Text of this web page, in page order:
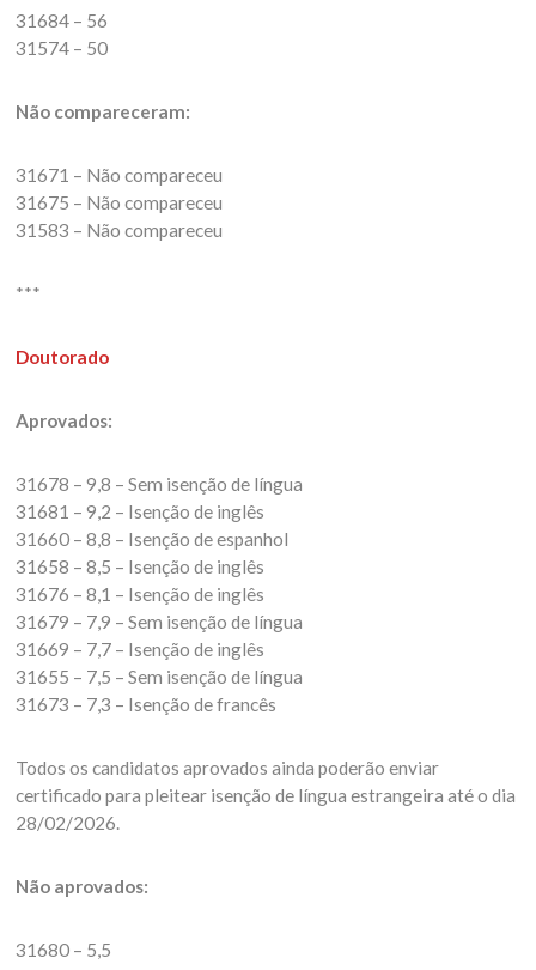
31684 – 56
31574 – 50
Não compareceram:
31671 – Não compareceu
31675 – Não compareceu
31583 – Não compareceu
***
Doutorado
Aprovados:
31678 – 9,8 – Sem isenção de língua
31681 – 9,2 – Isenção de inglês
31660 – 8,8 – Isenção de espanhol
31658 – 8,5 – Isenção de inglês
31676 – 8,1 – Isenção de inglês
31679 – 7,9 – Sem isenção de língua
31669 – 7,7 – Isenção de inglês
31655 – 7,5 – Sem isenção de língua
31673 – 7,3 – Isenção de francês
Todos os candidatos aprovados ainda poderão enviar
certificado para pleitear isenção de língua estrangeira até o dia
28/02/2026.
Não aprovados:
31680 – 5,5